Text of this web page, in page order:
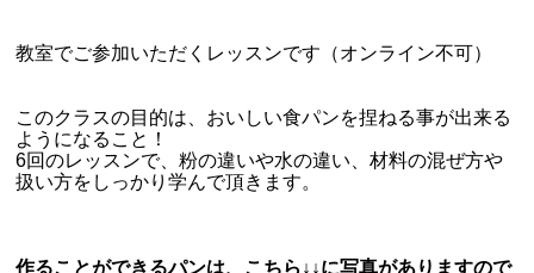
教室でご参加いただくレッスンです（オンライン不可）
このクラスの目的は、おいしい食パンを捏ねる事が出来る
ようになること！
6回のレッスンで、粉の違いや水の違い、材料の混ぜ方や
扱い方をしっかり学んで頂きます。
作ることができるパンは、こちら↓↓に写真がありますので